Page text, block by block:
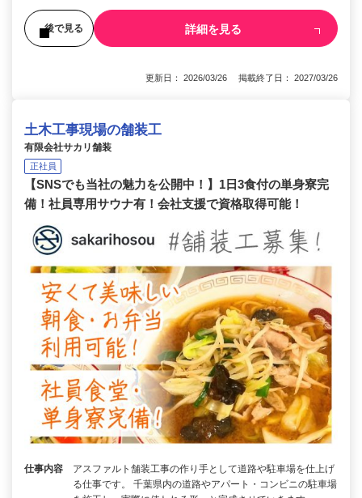
後で見る 詳細を見る
更新日： 2026/03/26 掲載終了日： 2027/03/26
土木工事現場の舗装工
有限会社サカリ舗装
正社員
【SNSでも当社の魅力を公開中！】1日3食付の単身寮完
備！社員専用サウナ有！会社支援で資格取得可能！
仕事内容
アスファルト舗装工事の作り手として道路や駐車場を仕上げ
る仕事です。 千葉県内の道路やアパート・コンビニの駐車場